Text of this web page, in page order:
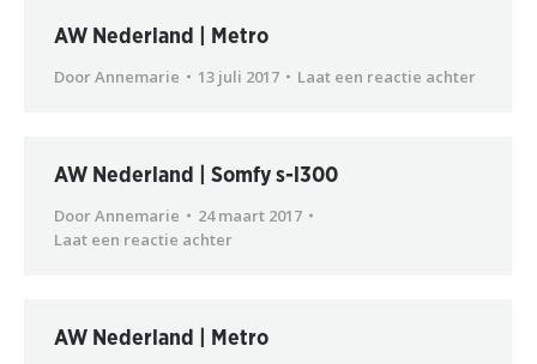
AW Nederland | Metro
DoorAnnemarie 13 juli 2017 Laat een reactie achter
AW Nederland | Somfy s-l300
DoorAnnemarie
24 maart 2017
Laat een reactie achter
AW Nederland | Metro